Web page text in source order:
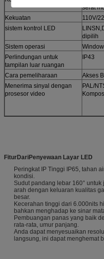
serat
Kekuatan
110V/
sistem kontrol LED
dipilih
Sistem operasi
Perlindungan untuk
tampilan luar ruangan
IP43
Cara pemeliharaan
Akses
Menerima sinyal dengan
prosesor video
PAL/
FiturDariPenyewaan Layar LED
Peringkat IP Tinggi IP65, tahan
kondisi.
Sudut pandang lebar 160°
arah dengan keluaran kualitas
besar.
Kecerahan tinggi dari 6.000nits
bahkan menghadap ke sinar
Pembuangan panas yang baik
rata-rata, umur panjang.
Anda dapat menyesuaikan
langsung, ini dapat menghemat